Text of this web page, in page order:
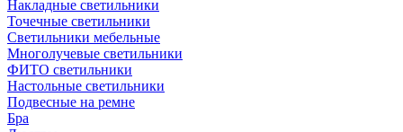
Накладные светильники
Точечные светильники
Светильники мебельные
Многолучевые светильники
ФИТО светильники
Настольные светильники
Подвесные на ремне
Бра